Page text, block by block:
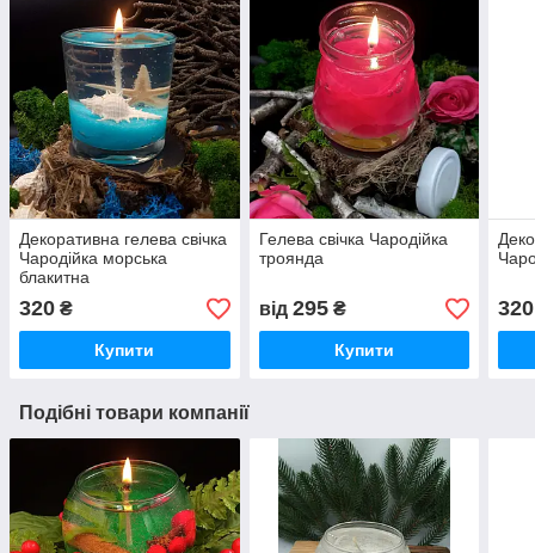
Декоративна гелева свічка
Чародійка морська
блакитна
320 ₴
Купити
Гелева свічка Чародійка
троянда
від 295₴
Купити
320
Подібні товари компанії